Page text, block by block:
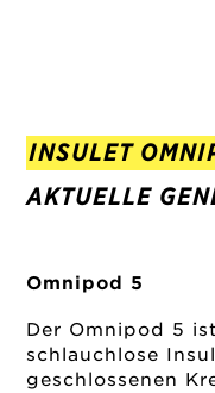
INSULET
AKTUELLE
Omnipod 5
Der Omnipod 5
schlauchlose
geschlossenen